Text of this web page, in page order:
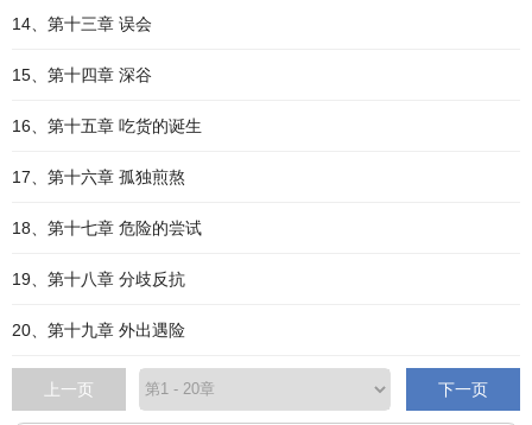
14、第十三章 误会
15、第十四章 深谷
16、第十五章 吃货的诞生
17、第十六章 孤独煎熬
18、第十七章 危险的尝试
19、第十八章 分歧反抗
20、第十九章 外出遇险
上一页 下一页